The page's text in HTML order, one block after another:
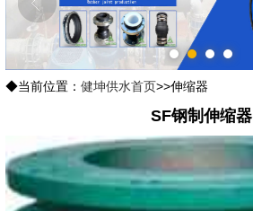
1 2 3
4
◆当前位置： 健坤供水首页>>伸缩器
SF钢制伸缩器